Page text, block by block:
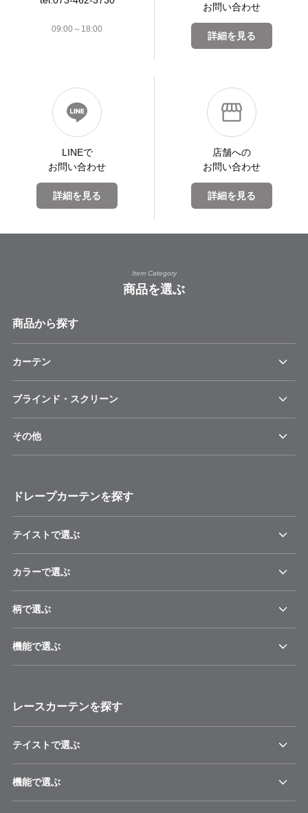
09:00～18:00
お問い合わせ
詳細を見る
LINEで
お問い合わせ
詳細を見る
店舗への
お問い合わせ
詳細を見る
Item Category
商品を選ぶ
商品から探す
カーテン
ブラインド・スクリーン
その他
ドレープカーテンを探す
テイストで選ぶ
カラーで選ぶ
柄で選ぶ
機能で選ぶ
レースカーテンを探す
テイストで選ぶ
機能で選ぶ